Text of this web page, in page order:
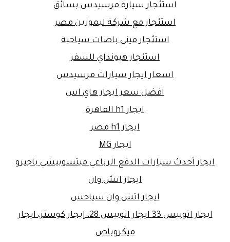
استئجار سيارة مرسيدس بسائق
استئجار مع شركة ليموزين مصر
استئجار ميني باصات سياحية
استئجار هيونداي للسفر
اسعار ايجار سيارات مرسيدس
افضل سعر ايجار هاي اس
ايجار h1 القاهرة
ايجار h1 مصر
ايجار MG
ايجار أحدث سيارات الدفع الرباعي ميتسوبيشي باجيرو
ايجار اتش وان
ايجار اتش وان سياحس
ايجار اتوبيس 33 ايجار اتوبيس 28، إيجار كوستر، ايجار
ميكروباص